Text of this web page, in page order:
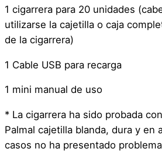
o
n
E
c
e
d
e
d
1 cigarrera para 20 unidades
utilizarse la cajetilla o caja
de la cigarrera)
1 Cable USB para recarga
1 mini manual de uso
* La cigarrera ha sido probada
Palmal cajetilla blanda, dura y en
casos no ha presentado